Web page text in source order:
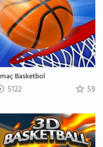
Basketbol
5122 59